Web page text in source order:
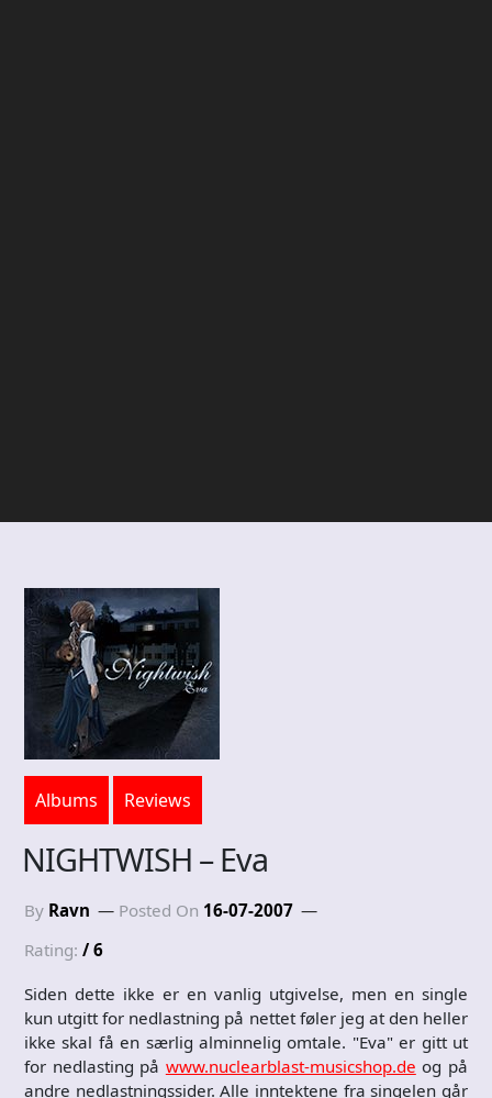
Albums Reviews
NIGHTWISH – Eva
By Ravn Posted On 16-07-2007
Rating: / 6
Siden dette ikke er en vanlig utgivelse, men en single
kun utgitt for nedlastning på nettet føler jeg at den heller
ikke skal få en særlig alminnelig omtale. "Eva" er gitt ut
for nedlasting på www.nuclearblast-musicshop.de og på
andre nedlastningssider. Alle inntektene fra singelen går